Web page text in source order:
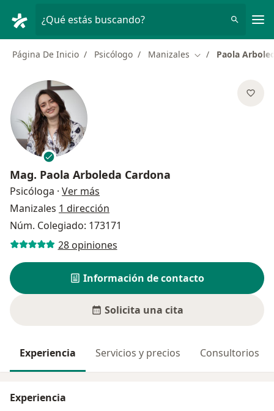
¿Qué estás buscando?
Página De Inicio Psicólogo Manizales Cambiar de ciudad
Paola
Mag. Paola Arboleda Cardona
Psicóloga · Ver más
Manizales 1 dirección
Núm. Colegiado: 173171
28 opiniones
Información de contacto
Solicita una cita
Experiencia Servicios y precios Consultorios
Experiencia